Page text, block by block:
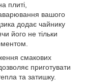
плиті,
вашого
додає чайнику
його не тільки
смакових
приготувати
та затишку.